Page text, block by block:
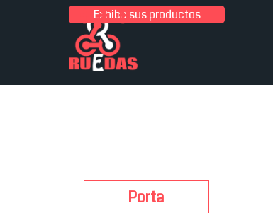
Vaya al Contenido
Exhiba sus productos
Porta
Cotizar